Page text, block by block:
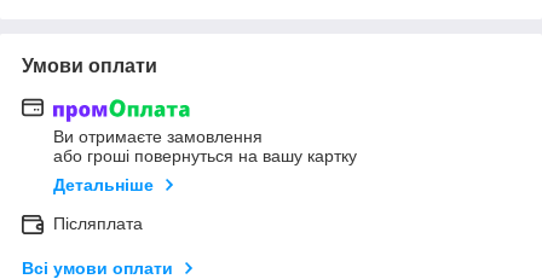
Умови оплати
Ви отримаєте замовлення
або гроші повернуться на вашу картку
Детальніше
Післяплата
Всі умови оплати